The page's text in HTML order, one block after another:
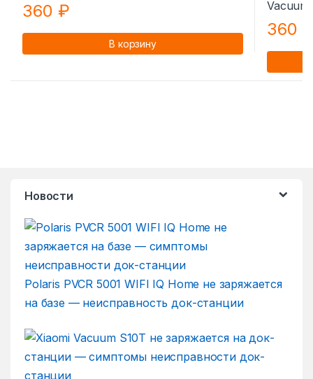
360 ₽
В корзину
360
Новости
Polaris PVCR 5001 WIFI IQ Home не заряжается
на базе — неисправность док-станции